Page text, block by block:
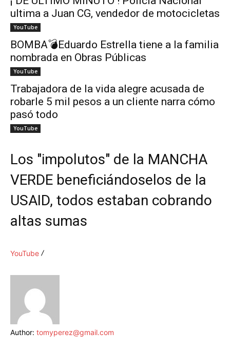
ultima a Juan CG, vendedor de motocicletas
YouTube
BOMBA💣Eduardo Estrella tiene a la familia
nombrada en Obras Públicas
YouTube
Trabajadora de la vida alegre acusada de
robarle 5 mil pesos a un cliente narra cómo
pasó todo
YouTube
Los "impolutos" de la MANCHA
VERDE beneficiándoselos de la
USAID, todos estaban cobrando
altas sumas
YouTube
Author: tomyperez@gmail.com